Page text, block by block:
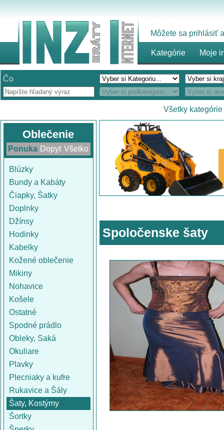
Môžete sa prihlásiť
Kategórie Moje
Čo
Všetky kategórie
Oblečenie
Ponuka Dopyt Všetko
Blúzky
Bundy a Kabáty
Čiapky, Šatky
Doplnky
Džínsy
Hodinky
Kabelky
Kožené oblečenie
Mikiny
Nohavice
Košele
Ostatné
Spodné prádlo
Obleky, Saká
Okuliare
Plavky
Plecniaky a kufre
Rukavice a Šály
Šaty, Kostýmy
Šortky
Spoločenske šaty